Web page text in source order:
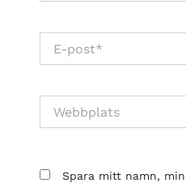
post*
Spara mitt namn,